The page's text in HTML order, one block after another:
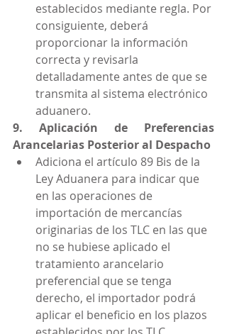
establecidos mediante regla. Por
consiguiente, deberá
proporcionar la información
correcta y revisarla
detalladamente antes de que se
transmita al sistema electrónico
aduanero.
9. Aplicación de Preferencias
Arancelarias Posterior al Despacho
Adiciona el artículo 89 Bis de la
Ley Aduanera para indicar que
en las operaciones de
importación de mercancías
originarias de los TLC en las que
no se hubiese aplicado el
tratamiento arancelario
preferencial que se tenga
derecho, el importador podrá
aplicar el beneficio en los plazos